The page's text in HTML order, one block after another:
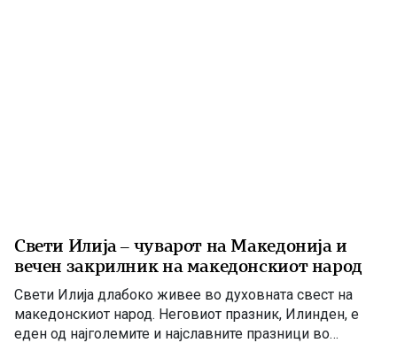
Свети Илија – чуварот на Македонија и
вечен закрилник на македонскиот народ
Свети Илија длабоко живее во духовната свест на
македонскиот народ. Неговиот празник, Илинден, е
еден од најголемите и најславните празници во